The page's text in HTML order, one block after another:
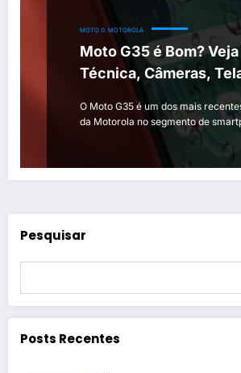
MOTO G MOTOROLA
Moto G35 é Bom?
Técnica, Câmeras,
O Moto G35 é um dos mais
da Motorola no segmento de
Pesquisar
Posts Recentes